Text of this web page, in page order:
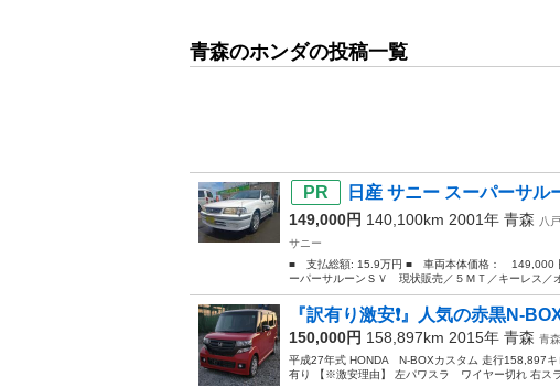
青森のホンダの投稿一覧
日産 サニー スーパーサ
149,000円 140,100km 2001年 青森 八
サニー
■ 支払総額: 15.9万円 ■ 車両本体価格：
ーパーサルーンＳＶ 現状販売／５ＭＴ／キーレス／
『訳有り激安❗』人気の赤黒N-
150,000円 158,897km 2015年 青森 青
平成27年式 HONDA N-BOXカスタム 走行158,897
有り 【※激安理由】 左パワスラ ワイヤー切れ 右ス